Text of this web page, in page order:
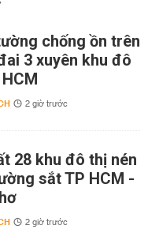
chống ồn trên
3 xuyên khu đô
2 giờ trước
28 khu đô thị nén
sắt TP HCM -
2 giờ trước